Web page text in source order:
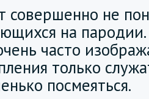
совершенно не
на пародии.
часто
только
посмеяться.